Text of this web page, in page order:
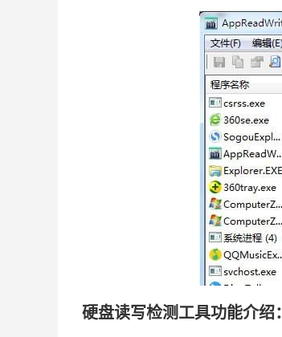
硬盘读写检测工具功能介绍：